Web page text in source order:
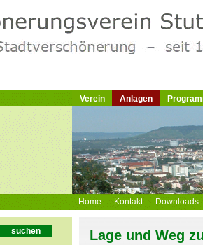
Verein Anlagen
Home Kontakt Downloads
suchen Lage und Weg